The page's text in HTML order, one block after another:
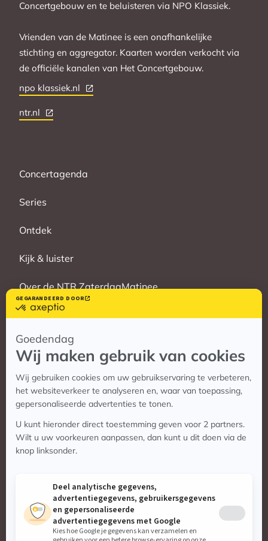
Concertgebouw en te beluisteren via NPO Klassiek.
Vrienden van de Matinee is een onafhankelijke
stichting en aggregator. Kaarten worden verkocht via
de officiële kanalen van Het Concertgebouw.
npo klassiek.nl
ntr.nl
Concertagenda
Series
Ontdek
Kijk & luister
Over de NTR ZaterdagMatinee
Vrienden
Veelgestelde vragen
Contact
Contact
Vragen? Bekijk de contactpagina
Stuur ons een e-mail:
info@zaterdagmatinee.nl